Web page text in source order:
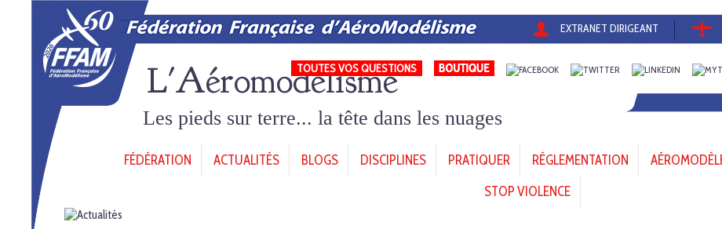
EXTRANET DIRIGEANT
TOUTES VOS QUESTIONS
L'Aéromodélisme
Les pieds sur terre... la tête dans les nuages
FÉDÉRATION ACTUALITÉS BLOGS DISCIPLINES PRATIQUER RÉGLEMENTATION
STOP VIOLENCE